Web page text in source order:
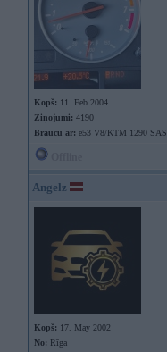
Kopš: 11. Feb 2004
Ziņojumi: 4190
Braucu ar: e53 V8/KTM 1290 SAS
Angelz
Kopš: 17. May 2002
No: Rīga